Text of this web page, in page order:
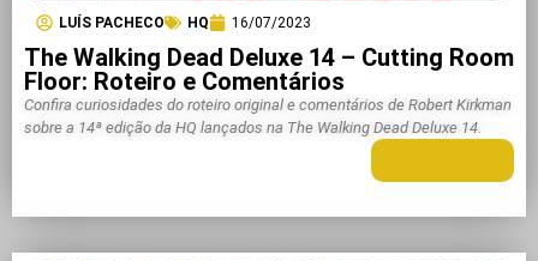
LUÍS PACHECO HQ 16/07/2023
The Walking Dead Deluxe 14 – Cutting Room
Floor: Roteiro e Comentários
Confira curiosidades do roteiro original e comentários de Robert Kirkman
sobre a 14ª edição da HQ lançados na The Walking Dead Deluxe 14.